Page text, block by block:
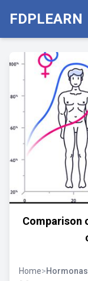
FDPLEARN
Comparison
Home>